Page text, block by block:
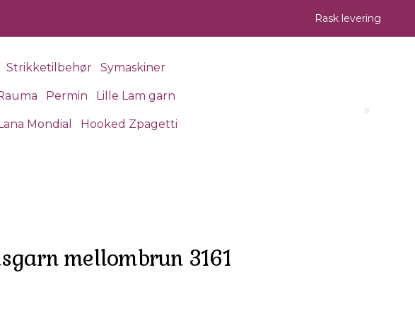
Rask levering
Strikketilbehør Symaskiner
Permin Lille Lam garn
Mondial Hooked Zpagetti
mellombrun 3161